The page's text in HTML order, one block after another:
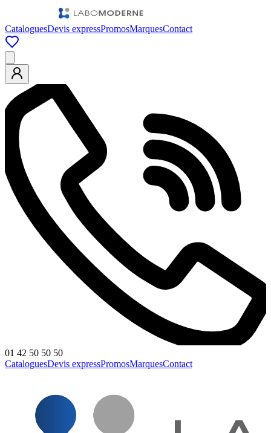
CataloguesDevis expressPromosMarquesContact
01 42 50 50 50
CataloguesDevis expressPromosMarquesContact